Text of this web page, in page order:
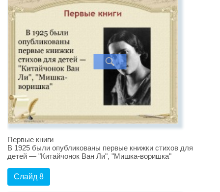
Первые книги
В 1925 были опубликованы первые книжки стихов для
детей — "Китайчонок Ван Ли", "Мишка-воришка"
Слайд 8